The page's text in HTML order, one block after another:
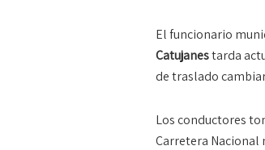
El funcionario
Catujanestarda
de traslado
Los conductores
Carretera Nacional